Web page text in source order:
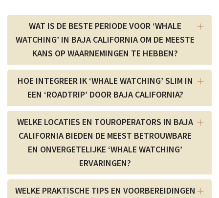
WAT IS DE BESTE PERIODE VOOR ‘WHALE
WATCHING’ IN BAJA CALIFORNIA OM DE MEESTE
KANS OP WAARNEMINGEN TE HEBBEN?
HOE INTEGREER IK ‘WHALE WATCHING’ SLIM IN
EEN ‘ROADTRIP’ DOOR BAJA CALIFORNIA?
WELKE LOCATIES EN TOUROPERATORS IN BAJA
CALIFORNIA BIEDEN DE MEEST BETROUWBARE
EN ONVERGETELIJKE ‘WHALE WATCHING’
ERVARINGEN?
WELKE PRAKTISCHE TIPS EN VOORBEREIDINGEN